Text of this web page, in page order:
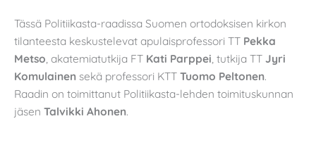
Tässä Politiikasta-raadissa Suomen ortodoksisen kirkon
tilanteesta keskustelevat apulaisprofessori TT Pekka
Metso , akatemiatutkija FT Kati Parppei , tutkija TT Jyri
Komulainen sekä professori KTT Tuomo Peltonen.
Raadin on toimittanut Politiikasta-lehden toimituskunnan
jäsen Talvikki Ahonen.